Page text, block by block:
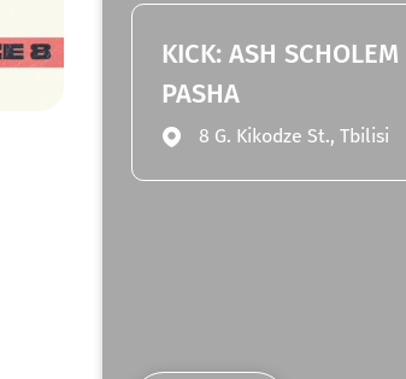
KICK: ASH SCHOLEM
PASHA
8 G. Kikodze St., Tbilisi